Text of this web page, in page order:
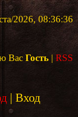
2026, 08:36:36
Вас Гость | RSS
| Вход